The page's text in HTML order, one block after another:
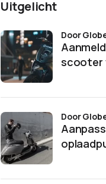
Uitgelicht
scooter
door
door